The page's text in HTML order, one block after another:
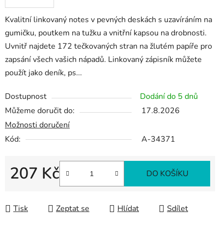
Kvalitní linkovaný notes v pevných deskách s uzavíráním na
gumičku, poutkem na tužku a vnitřní kapsou na drobnosti.
Uvnitř najdete 172 tečkovaných stran na žlutém papíře pro
zapsání všech vašich nápadů. Linkovaný zápisník můžete
použít jako deník, ps...
Dostupnost
Dodání do 5 dnů
Můžeme doručit do:
17.8.2026
Možnosti doručení
Kód:
A-34371
207 Kč DO KOŠÍKU
Tisk Zeptat se Hlídat Sdílet